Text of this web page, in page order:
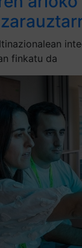
finkatu da